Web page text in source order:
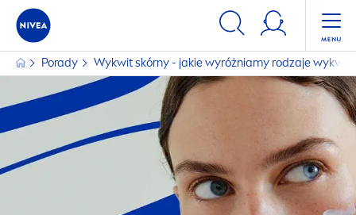
Porady Wykwit skórny - jakie wyróżniamy rodzaje